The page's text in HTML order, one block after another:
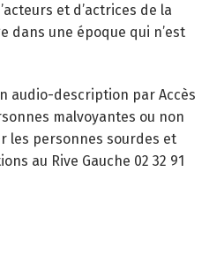
et d’actrices de la
dans une époque qui n’est
audio-description par Accès
malvoyantes ou non
les personnes sourdes et
au Rive Gauche 02 32 91